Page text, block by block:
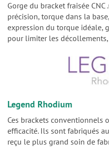
Gorge du bracket fraisée CNC
précision, torque dans la
expression du torque idéale,
pour limiter les
Legend Rhodium
Ces brackets conventionnels
efficacité. Ils sont fabriqués
reçu le plus grand soin de